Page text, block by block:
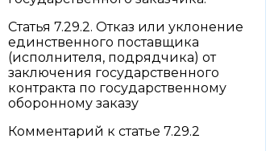
Статья 7.29.2. Отказ или уклонение
единственного поставщика
(исполнителя, подрядчика) от
заключения государственного
контракта по государственному
оборонному заказу
Комментарий к статье 7.29.2